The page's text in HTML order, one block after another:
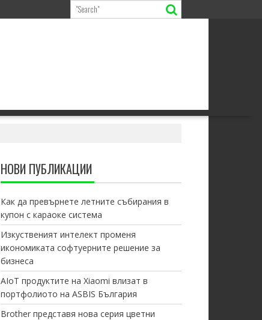
НОВИ ПУБЛИКАЦИИ
Как да превърнете летните събирания в
купон с караоке система
Изкуственият интелект променя
икономиката софтуерните решение за
бизнеса
AIoT продуктите на Xiaomi влизат в
портфолиото на ASBIS България
Brother представя нова серия цветни